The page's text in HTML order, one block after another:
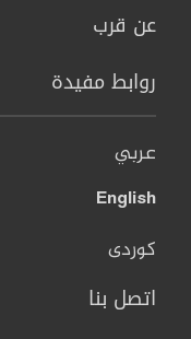
عن قرب
روابط مفيدة
عربي
English
کوردی
اتصل بنا